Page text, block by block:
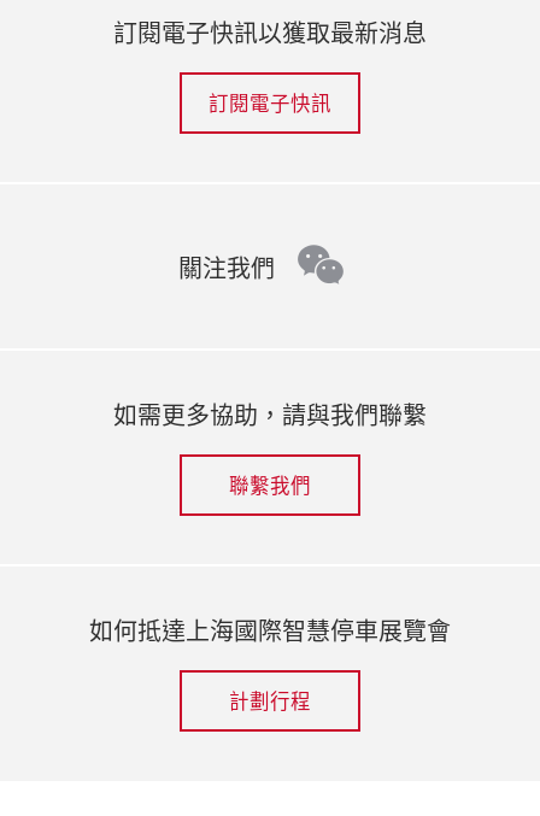
訂閱電子快訊以獲取最新消息
訂閱電子快訊
關注我們 wechat
如需更多協助，請與我們聯繫
聯繫我們
如何抵達上海國際智慧停車展覽會
計劃行程